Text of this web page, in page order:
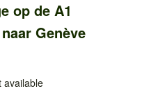
op de A1
Genève
available